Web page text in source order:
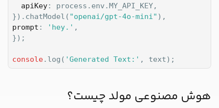
apiKey: process.env.MY_API_KEY,
}).chatModel( "openai/gpt-4o-mini"
prompt : 'hey.' ,
});
console.log( 'Generated Text:'
هوش مصنوعی مولد چیست؟